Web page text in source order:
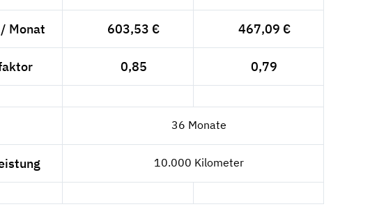
Monat 603,53 € 467,09 €
0,85 0,79
36 Monate
10.000 Kilometer